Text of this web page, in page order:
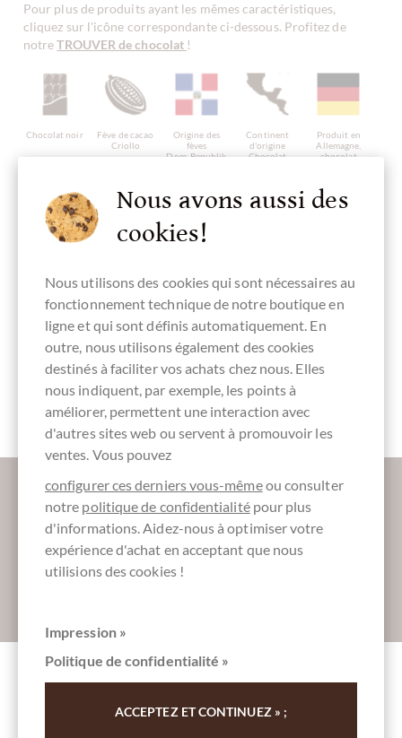
Pour plus de produits ayant les mêmes caractéristiques,
cliquez sur l'icône correspondante ci-dessous. Profitez de
notreTROUVER de chocolat !
Chocolat noir
Fève de cacao
Criollo
Origine des
fèves
Dom. Republik
Continent
d'origine
Chocolat
Produit en
Allemagne,
chocolat
sucre de canne
xylitol, sucre
épices
noisette
cristallisé ni
Chocolat Bio
Emballage
Emballage
noir
Chocolat
Plus d'informations sur le bon chocolat?
Inscrivez-vous ici pour notre SchokoNEWS:
Trinkschokolade "Squirrels Best" - Bio
Nous avons aussi des
cookies!
Nous utilisons des cookies qui sont nécessaires au
fonctionnement technique de notre boutique en
ligne et qui sont définis automatiquement. En
outre, nous utilisons également des cookies
destinés à faciliter vos achats chez nous. Elles
nous indiquent, par exemple, les points à
améliorer, permettent une interaction avec
d'autres sites web ou servent à promouvoir les
ventes. Vous pouvez
configurer ces derniers vous-mêmeou consulter
notre politique de confidentialitépour plus
d'informations. Aidez-nous à optimiser votre
expérience d'achat en acceptant que nous
utilisions des cookies !
Impression »
Politique de confidentialité »
ACCEPTEZ ET CONTINUEZ » ;